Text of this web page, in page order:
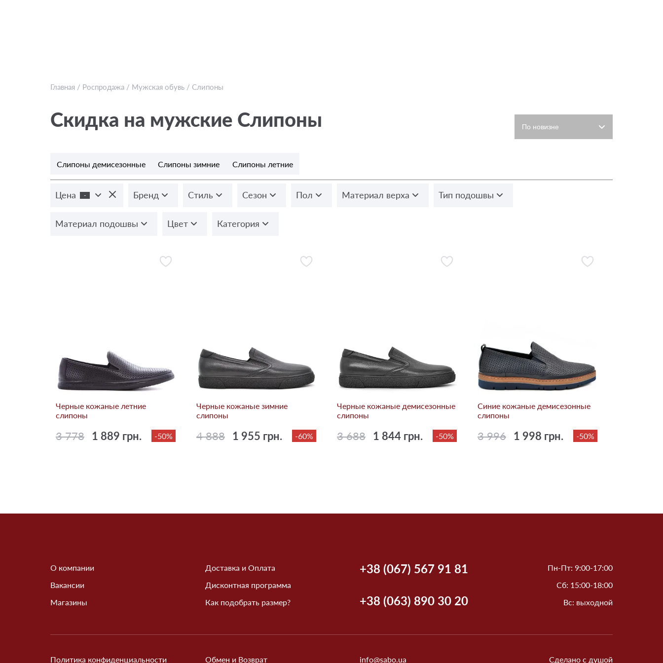
Главная / Роспродажа / Мужская обувь / Слипоны
Скидка на мужские Слипоны
Слипоны демисезонные Слипоны зимние Слипоны летние
Цена - Бренд Стиль Сезон Пол Материал верха Тип подошвы
Материал подошвы Цвет Категория
Черные кожаные летние
слипоны
3 778 1 889 грн. -50%
Черные кожаные зимние
слипоны
4 888 1 955 грн. -60%
Черные кожаные демисезонные
слипоны
3 688 1 844 грн. -50%
Синие кожаные демисезонные
слипоны
3 996 1 998 грн. -50%
О компании
Вакансии
Магазины
Доставка и Оплата
Дисконтная программа
Как подобрать размер?
Политика конфиденциальности Обмен и Возврат
+38 (067) 567 91 81
+38 (063) 890 30 20
Пн-Пт: 9:00-17:00
Сб: 15:00-18:00
Вс: выходной
info@sabo.ua Сделано с душой